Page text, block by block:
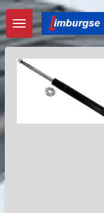
Ga
direct
naar
de
hoofdinhoud